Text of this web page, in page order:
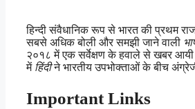
हिन्दी संवैधानिक रूप से भारत की प्रथम
सबसे अधिक बोली और समझी जाने वाली
२०१८ में एक सर्वेक्षण के हवाले से खबर आयी
में हिंदीने भारतीय उपभोक्ताओं के बीच
Important Links